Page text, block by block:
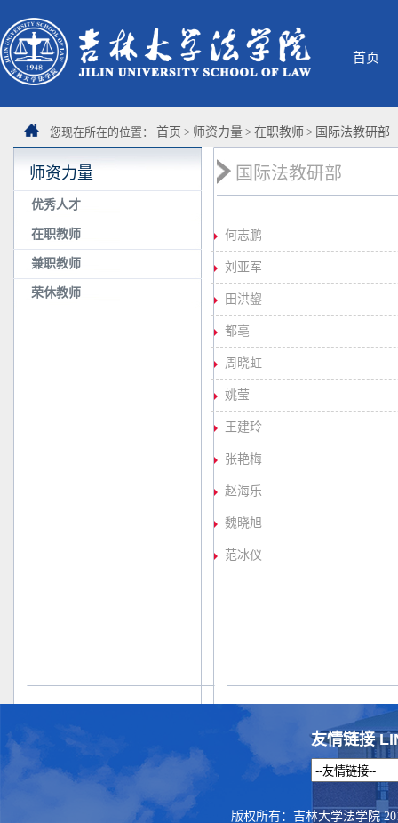
首页
您现在所在的位置： 首页 > 师资力量 > 在职教师 > 国际法教研部
师资力量
优秀人才
在职教师
兼职教师
荣休教师
国际法教研部
何志鹏
刘亚军
田洪鋆
都亳
周晓虹
姚莹
王建玲
张艳梅
赵海乐
魏晓旭
范冰仪
友情链接
版权所有：吉林大学法学院